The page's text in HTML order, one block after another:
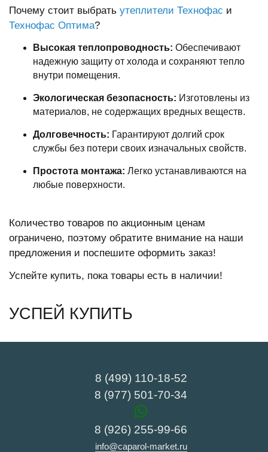
Почему стоит выбрать утеплители Технофас и
Технофас Оптима?
Высокая теплопроводность: Обеспечивают
надежную защиту от холода и сохраняют тепло
внутри помещения.
Экологическая безопасность: Изготовлены из
материалов, не содержащих вредных веществ.
Долговечность: Гарантируют долгий срок
службы без потери своих изначальных свойств.
Простота монтажа: Легко устанавливаются на
любые поверхности.
Количество товаров по акционным ценам
ограничено, поэтому обратите внимание на наши
предложения и поспешите оформить заказ!
Успейте купить, пока товары есть в наличии!
УСПЕЙ КУПИТЬ
8 (499) 110-18-52
8 (977) 501-70-34
8 (926) 255-99-66
info@caparol-market.ru